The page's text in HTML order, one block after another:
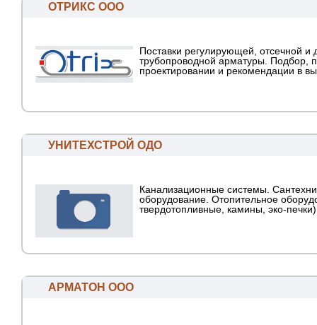
ОТРИКС ООО
Поставки регулирующей, отсечной и
трубопроводной арматуры. Подбор,
проектировании и рекомендации в
УНИТЕХСТРОЙ ОДО
Канализационные системы.
оборудование. Отопительное
твердотопливные, камины, эко-печки)
АРМАТОН ООО